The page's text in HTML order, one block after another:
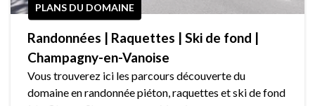
PLANS DU DOMAINE
Randonnées | Raquettes | Ski de fond |
Champagny-en-Vanoise
Vous trouverez ici les parcours découverte du
domaine en randonnée piéton, raquettes et ski de fond